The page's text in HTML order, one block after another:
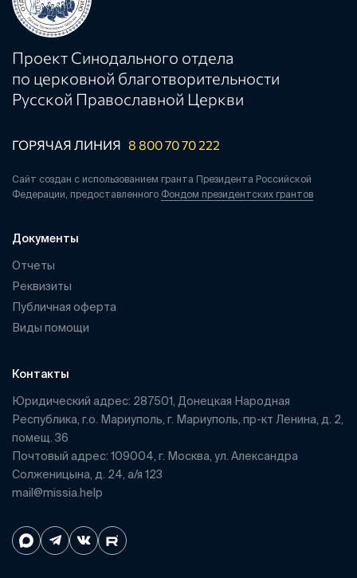
Проект Синодального отдела
по церковной благотворительности
Русской Православной Церкви
ГОРЯЧАЯ ЛИНИЯ 8 800 70 70 222
Сайт создан с использованием гранта Президента Российской
Федерации, предоставленного Фондом президентских грантов
Документы
Отчеты
Реквизиты
Публичная оферта
Виды помощи
Контакты
Юридический адрес: 287501, Донецкая Народная
Республика, г.о. Мариуполь, г. Мариуполь, пр-кт Ленина, д. 2,
помещ. 36
Почтовый адрес: 109004, г. Москва, ул. Александра
Солженицына, д. 24, а/я 123
mail@missia.help